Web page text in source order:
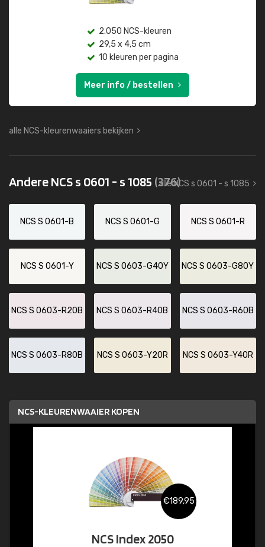
2.050 NCS-kleuren
29,5 x 4,5 cm
10 kleuren per pagina
Meer info / bestellen
alle NCS-kleurenwaaiers bekijken
Andere NCS s 0601 - s 1085 (376)
alle NCS s 0601 - s 1085
NCS S 0601-B NCS S 0601-G NCS S 0601-R
NCS S 0601-Y NCS S 0603-G40Y NCS S 0603-G80Y
NCS S 0603-R20B NCS S 0603-R40B NCS S 0603-R60B
NCS S 0603-R80B NCS S 0603-Y20R NCS S 0603-Y40R
NCS-KLEURENWAAIER KOPEN
€189,95
NCS Index 2050